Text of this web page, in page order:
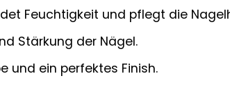
Feuchtigkeit und pflegt die
Stärkung der Nägel.
und ein perfektes Finish.